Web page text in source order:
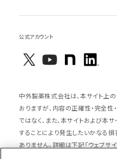
公式アカウント
中外製薬株式会社は、本サイト上
おりますが、内容の正確性・完全
ではなく、また、本サイトおよび本
することにより発生したいかなる
ありません。詳細は下記「ウェブサ